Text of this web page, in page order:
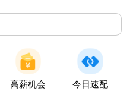
高薪机会 今日速配